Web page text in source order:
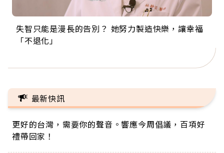
失智只能是漫長的告別？ 她努力製造快樂，讓幸福
「不退化」
來自剛果的巧克力神父 為台灣奉獻36年 「台灣是我
的家，我連作夢都講台語！」
63歲卸矽谷副總、搬回台灣找快樂！「蛋黃哥小
丑」走進安養院，逗樂上萬爺奶：退休後才開始真
104歲打破金氏世界紀錄 成為全球最年長羽球選
手，分享長壽的秘密原來是「這個」
事業巔峰他選擇追夢…黑手阿伯拉小提琴還登上小
巨蛋！連CNN都大讚！
最新快訊
更好的台灣，需要你的聲音。響應今周倡議，百項好
禮帶回家！